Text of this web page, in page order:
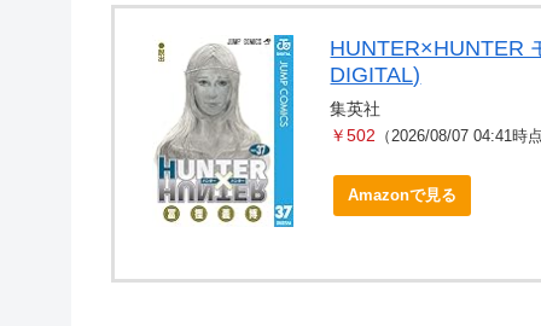
HUNTER×HUNTER
DIGITAL)
集英社
￥502 （2026/08/07 04:41時
Amazonで見る